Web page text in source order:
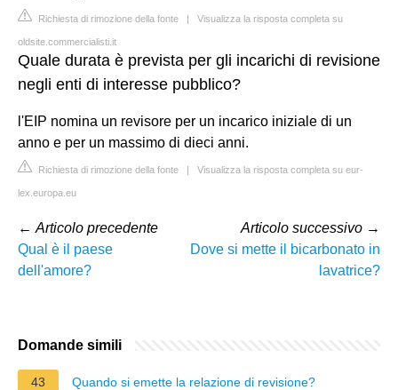
Richiesta di rimozione della fonte | Visualizza la risposta completa su
oldsite.commercialisti.it
Quale durata è prevista per gli incarichi di revisione
negli enti di interesse pubblico?
l'EIP nomina un revisore per un incarico iniziale di un
anno e per un massimo di dieci anni.
Richiesta di rimozione della fonte | Visualizza la risposta completa su eur-
lex.europa.eu
← Articolo precedente
Qual è il paese
dell'amore?
Articolo successivo →
Dove si mette il bicarbonato in
lavatrice?
Domande simili
43 Quando si emette la relazione di revisione?